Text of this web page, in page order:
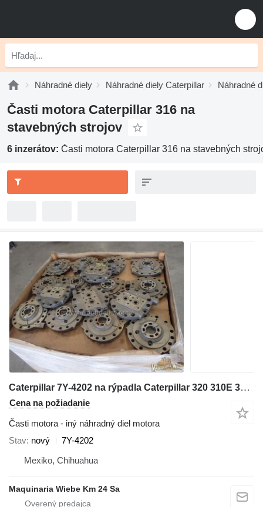
Náhradné diely Náhradné diely Caterpillar Náhradné
Časti motora Caterpillar 316 na
stavebných strojov
6 inzerátov: Časti motora Caterpillar 316 na stavebných
Caterpillar 7Y-4202 na rýpadla Caterpillar 320 310E 326D 316E
Cena na požiadanie
Časti motora - iný náhradný diel motora
Stav nový
7Y-4202
Mexiko, Chihuahua
Maquinaria Wiebe Km 24 Sa